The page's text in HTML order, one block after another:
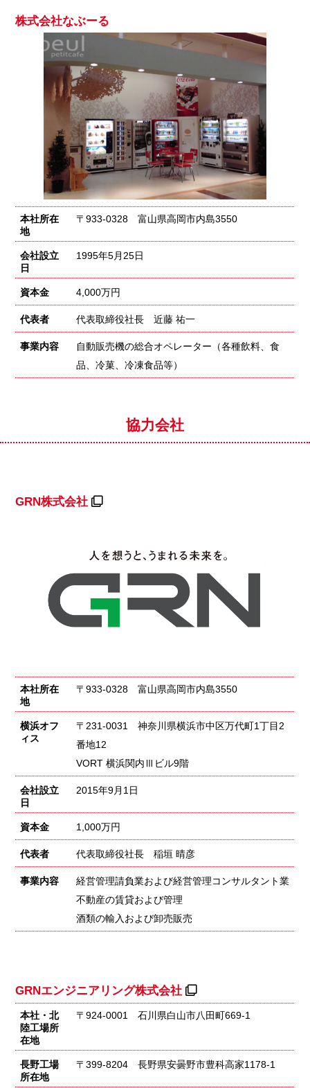
株式会社なぶーる
本社所在
地
〒933-0328 富山県高岡市内島3550
会社設立
日
1995年5月25日
資本金 4,000万円
代表者 代表取締役社長 近藤 祐一
事業内容
自動販売機の総合オペレーター（各種飲料、食
品、冷菓、冷凍食品等）
協力会社
GRN株式会社
本社所在
地
〒933-0328 富山県高岡市内島3550
横浜オフ
ィス
〒231-0031 神奈川県横浜市中区万代町1丁目2
番地12
VORT 横浜関内Ⅲビル9階
会社設立
日
2015年9月1日
資本金 1,000万円
代表者 代表取締役社長 稲垣 晴彦
事業内容
経営管理請負業および経営管理コンサルタント業
不動産の賃貸および管理
酒類の輸入および卸売販売
GRNエンジニアリング株式会社
本社・北
陸工場所
在地
〒924-0001 石川県白山市八田町669-1
長野工場
所在地
〒399-8204 長野県安曇野市豊科高家1178-1